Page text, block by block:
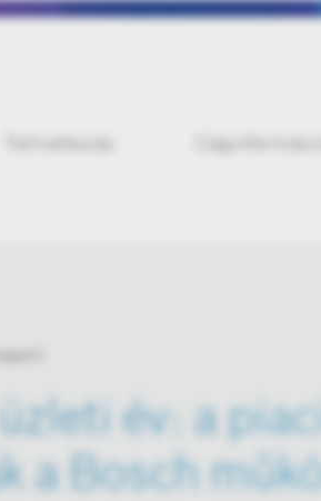
Céginformáció
év: a
a Bosch